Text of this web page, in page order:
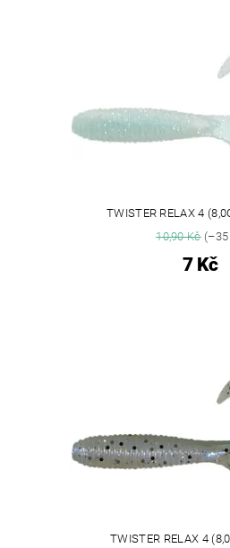
TWISTER RELAX 4
10,90 Kč(–35
7 Kč
TWISTER RELAX 4